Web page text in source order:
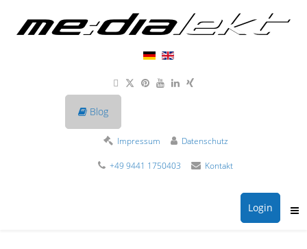
Blog
Impressum Datenschutz
+49 9441 1750403 Kontakt
Login